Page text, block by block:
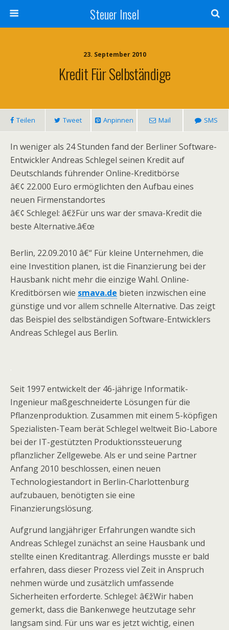
Steuer Insel
23. September 2010
Kredit Für Selbständige
Teilen Tweet Anpinnen Mail SMS
In weniger als 24 Stunden fand der Berliner Software-
Entwickler Andreas Schlegel seinen Kredit auf
Deutschlands führender Online-Kreditbörse
â€¢ 22.000 Euro ermöglichten den Aufbau eines
neuen Firmenstandortes
â€¢ Schlegel: â€žFür uns war der smava-Kredit die
beste Alternative.â€œ
Berlin, 22.09.2010 â€“ Für kleine Unternehmen, die
eine Investition planen, ist die Finanzierung bei der
Hausbank nicht mehr die einzige Wahl. Online-
Kreditbörsen wie smava.de bieten inzwischen eine
günstige und vor allem schnelle Alternative. Das zeigt
das Beispiel des selbständigen Software-Entwicklers
Andreas Schlegel aus Berlin.
Seit 1997 entwickelt der 46-jährige Informatik-
Ingenieur maßgeschneiderte Lösungen für die
Pflanzenproduktion. Zusammen mit einem 5-köpfigen
Spezialisten-Team berät Schlegel weltweit Bio-Labore
bei der IT-gestützten Produktionssteuerung
pflanzlicher Zellgewebe. Als er und seine Partner
Anfang 2010 beschlossen, einen neuen
Technologiestandort in Berlin-Charlottenburg
aufzubauen, benötigten sie eine
Finanzierungslösung.
Aufgrund langjähriger Erfahrungen wandte sich
Andreas Schlegel zunächst an seine Hausbank und
stellte einen Kreditantrag. Allerdings musste er bald
erfahren, dass dieser Prozess viel Zeit in Anspruch
nehmen würde und zusätzlich umfassende
Sicherheiten erforderte. Schlegel: â€žWir haben
gemerkt, dass die Bankenwege heutzutage sehr
langsam sind. Für uns war es jetzt wichtig, einen